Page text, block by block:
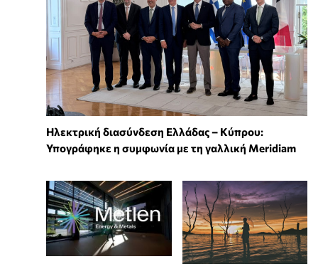
Ηλεκτρική διασύνδεση Ελλάδας – Κύπρου:
Υπογράφηκε η συμφωνία με τη γαλλική Meridiam